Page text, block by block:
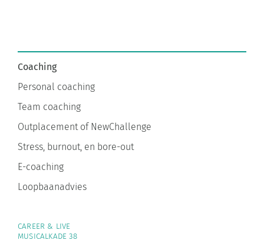
Coaching
Personal coaching
Team coaching
Outplacement of NewChallenge
Stress, burnout, en bore-out
E-coaching
Loopbaanadvies
CAREER & LIVE
MUSICALKADE 38